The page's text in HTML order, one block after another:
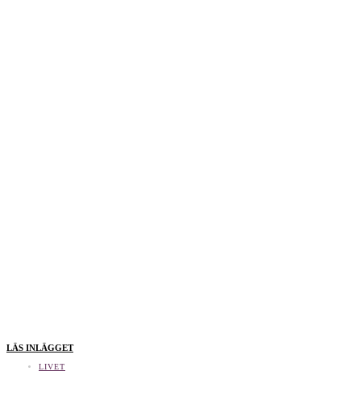
LÄS INLÄGGET
LIVET